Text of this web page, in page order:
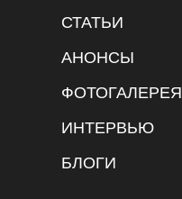
СТАТЬИ
АНОНСЫ
ФОТОГАЛЕРЕЯ
ИНТЕРВЬЮ
БЛОГИ